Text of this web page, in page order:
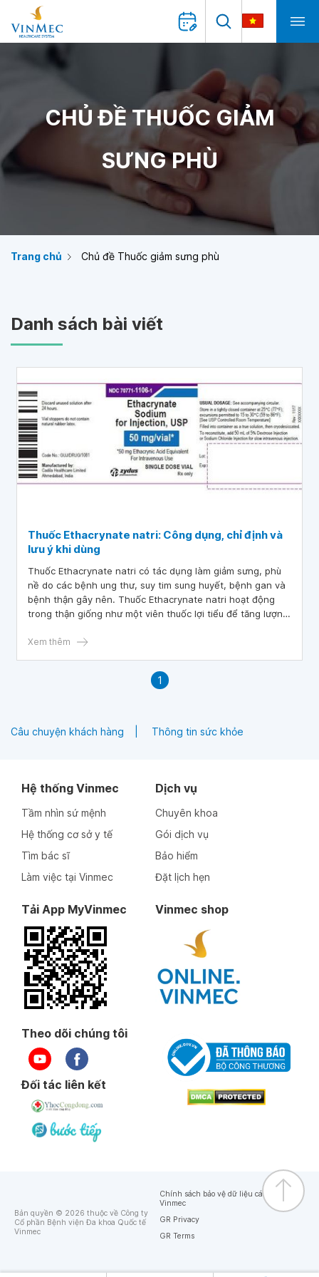
CHỦ ĐỀ THUỐC GIẢM
SƯNG PHÙ
Trang chủ Chủ đề Thuốc giảm sưng phù
Danh sách bài viết
Thuốc Ethacrynate natri: Công dụng, chỉ định và
lưu ý khi dùng
Thuốc Ethacrynate natri có tác dụng làm giảm sưng, phù
nề do các bệnh ung thư, suy tim sung huyết, bệnh gan và
bệnh thận gây nên. Thuốc Ethacrynate natri hoạt động
trong thận giống như một viên thuốc lợi tiểu để tăng lượng
chứng khó thở, sưng ở mắt cá chân,...
Xem thêm
1
Câu chuyện khách hàng Thông tin sức khỏe
Hệ thống Vinmec
Tầm nhìn sứ mệnh
Hệ thống cơ sở y tế
Tìm bác sĩ
Làm việc tại Vinmec
Dịch vụ
Chuyên khoa
Gói dịch vụ
Bảo hiểm
Đặt lịch hẹn
Tải App MyVinmec Vinmec shop
Theo dõi chúng tôi
Đối tác liên kết
Bản quyền © 2026 thuộc về Công ty
Cổ phần Bệnh viện Đa khoa Quốc tế
Vinmec
Chính sách bảo vệ dữ liệu cá nhân của
Vinmec
GR Privacy
GR Terms